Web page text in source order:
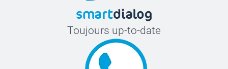
Toujours up-to-date